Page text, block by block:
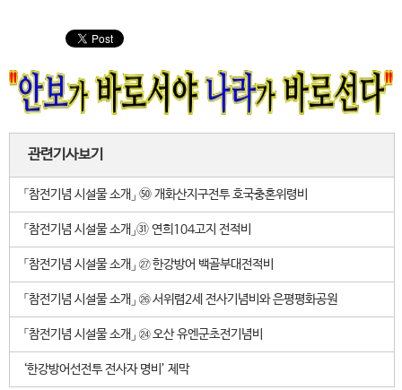
관련기사보기
「참전기념 시설물 소개」 ㊿ 개화산지구전투 호국충혼위령비
「참전기념 시설물 소개」㉛ 연희104고지 전적비
「참전기념 시설물 소개」 ㉗ 한강방어 백골부대전적비
「참전기념 시설물 소개」 ㉖ 서위렴2세 전사기념비와 은평평화공원
「참전기념 시설물 소개」 ㉔ 오산 유엔군초전기념비
‘한강방어선전투 전사자 명비’ 제막